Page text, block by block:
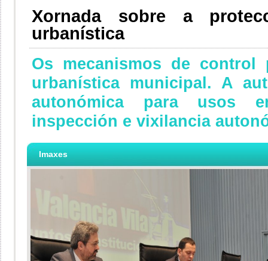
Xornada sobre a
urbanística
Os mecanismos de control
urbanística municipal. A
autonómica para usos
inspección e vixilancia
Imaxes